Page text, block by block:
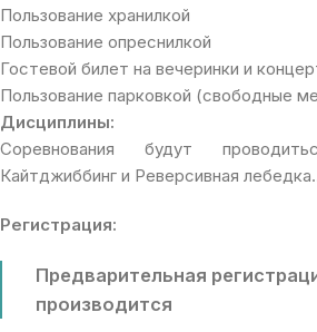
Пользование хранилкой
Пользование опреснилкой
Гостевой билет на вечеринки и
Пользование парковкой (свободные
Дисциплины:
Соревнования будут
Кайтджиббинг и Реверсивная
Регистрация:
Предварительная
производится